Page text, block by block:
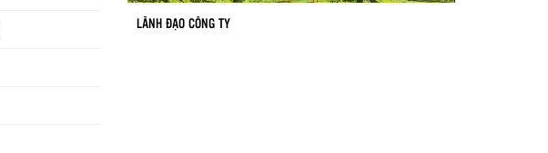
LÃNH ĐẠO CÔNG TY